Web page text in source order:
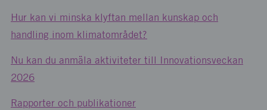
Hur kan vi minska klyftan mellan kunskap och
handling inom klimatområdet?
Nu kan du anmäla aktiviteter till Innovationsveckan
2026
Rapporter och publikationer